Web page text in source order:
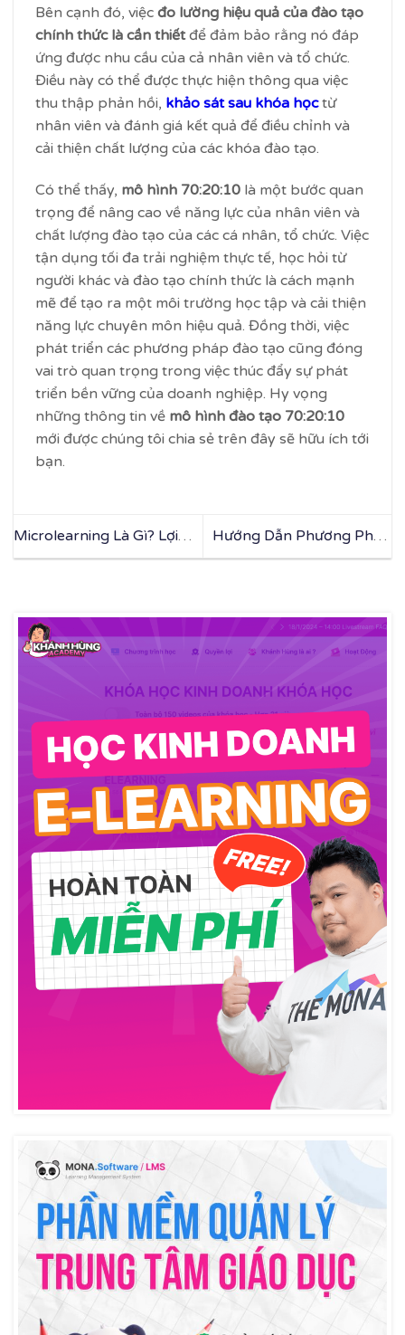
Bên cạnh đó, việc đo lường hiệu quả của đào tạo
chính thức là cần thiếtđể đảm bảo rằng nó đáp
ứng được nhu cầu của cả nhân viên và tổ chức.
Điều này có thể được thực hiện thông qua việc
thu thập phản hồi, khảo sát sau khóa học từ
nhân viên và đánh giá kết quả để điều chỉnh và
cải thiện chất lượng của các khóa đào tạo.
Có thể thấy, mô hình 70:20:10 là một bước quan
trọng để nâng cao về năng lực của nhân viên và
chất lượng đào tạo của các cá nhân, tổ chức. Việc
tận dụng tối đa trải nghiệm thực tế, học hỏi từ
người khác và đào tạo chính thức là cách mạnh
mẽ để tạo ra một môi trường học tập và cải thiện
năng lực chuyên môn hiệu quả. Đồng thời, việc
phát triển các phương pháp đào tạo cũng đóng
vai trò quan trọng trong việc thúc đẩy sự phát
triển bền vững của doanh nghiệp. Hy vọng
những thông tin về mô hình đào tạo 70:20:10
mới được chúng tôi chia sẻ trên đây sẽ hữu ích tới
bạn.
Microlearning Là Gì? Lợi
Ích Và Cách Ứng Dụng
Hướng Dẫn Phương Pháp
Dạy Học Online Mang Lại